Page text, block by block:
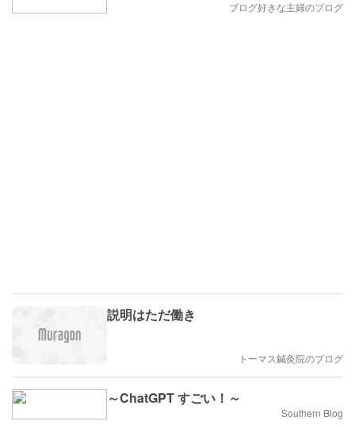
ブログ好きな主婦のブログ
説明はただ働き
トーマス鍼灸院のブログ
～ChatGPT すごい！～
Southern Blog